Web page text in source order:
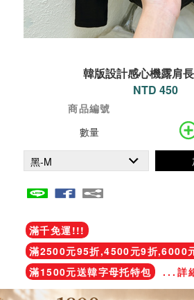
韓版設計感心機露肩
NTD 450
商品編號
數量
滿千免運!!!
滿2500元95折,4500元9折,6000
滿1500元送韓字母托特包
...詳